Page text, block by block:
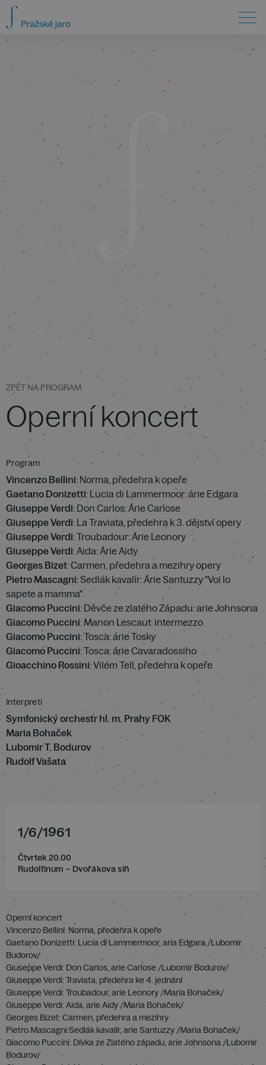
ZPĚT NA PROGRAM
Operní koncert
Program
Vincenzo Bellini: Norma, předehra k opeře
Gaetano Donizetti: Lucia di Lammermoor: árie Edgara
Giuseppe Verdi: Don Carlos: Árie Carlose
Giuseppe Verdi: La Traviata, předehra k 3. dějství opery
Giuseppe Verdi: Troubadour: Árie Leonory
Giuseppe Verdi: Aida: Árie Aidy
Georges Bizet: Carmen, předehra a mezihry opery
Pietro Mascagni: Sedlák kavalír: Árie Santuzzy "Voi lo
sapete a mamma"
Giacomo Puccini: Děvče ze zlatého Západu: arie Johnsona
Giacomo Puccini: Manon Lescaut: intermezzo
Giacomo Puccini: Tosca: árie Tosky
Giacomo Puccini: Tosca: árie Cavaradossiho
Gioacchino Rossini: Vilém Tell, předehra k opeře
Interpreti
Symfonický orchestr hl. m. Prahy FOK
Maria Bohaček
Lubomir T. Bodurov
Rudolf Vašata
1/6/1961
Čtvrtek 20.00
Rudolfinum – Dvořákova síň
Operní koncert
Vincenzo Bellini: Norma, předehra k opeře
Gaetano Donizetti: Lucia di Lammermoor, aria Edgara /Lubomir
Budorov/
Giuseppe Verdi: Don Carlos, arie Carlose /Lubomir Bodurov/
Giuseppe Verdi: Traviata, předehra ke 4. jednání
Giuseppe Verdi: Troubadour, arie Leonory /Maria Bohaček/
Giuseppe Verdi: Aida, arie Aidy /Maria Bohaček/
Georges Bizet: Carmen, předehra a mezihry
Pietro Mascagni:Sedlák kavalír, arie Santuzzy /Maria Bohaček/
Giacomo Puccini: Dívka ze Zlatého západu, arie Johnsona /Lubomir
Bodurov/